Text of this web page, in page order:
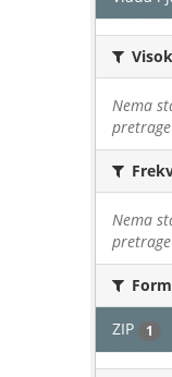
Nema
pretrage
Nema
pretrage
ZIP 1